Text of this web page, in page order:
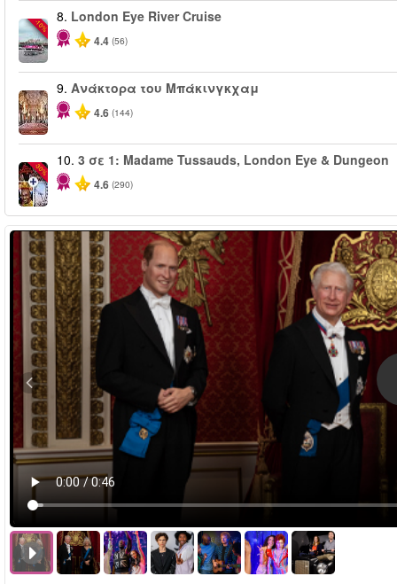
-10%
8. London Eye River Cruise
4.4 (56)
9. Ανάκτορα του Μπάκινγκχαμ
4.6 (144)
-30%
10. 3 σε 1: Madame Tussauds, London Eye & Dungeon
4.6 (290)